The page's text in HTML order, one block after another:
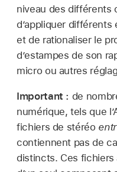
niveau des différents
d’appliquer
et de rationaliser le
d’estampes de son
micro ou autres
Important : de
numérique, tels que
fichiers de stéréo
contiennent pas de
distincts. Ces